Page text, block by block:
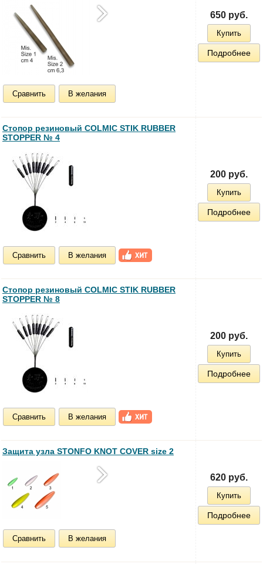
Сравнить В желания
650 руб.
Купить
Подробнее
Стопор резиновый COLMIC STIK RUBBER
STOPPER № 4
Сравнить В желания
200 руб.
Купить
Подробнее
Стопор резиновый COLMIC STIK RUBBER
STOPPER № 8
Сравнить В желания
200 руб.
Купить
Подробнее
Защита узла STONFO KNOT COVER size 2
Сравнить В желания
620 руб.
Купить
Подробнее